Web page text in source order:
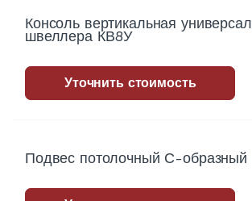
Консоль вертикальная
швеллера КВ8У
Уточнить стоимость
Подвес потолочный С-образный